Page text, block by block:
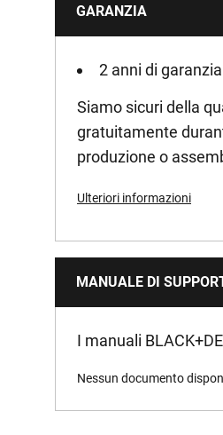
GARANZIA
2 anni di garanzia
Siamo sicuri della
gratuitamente
produzione o
Ulteriori informazioni
MANUALE DI
I manuali
Nessun documento